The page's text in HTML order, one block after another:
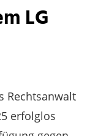
LG
Rechtsanwalt
erfolglos